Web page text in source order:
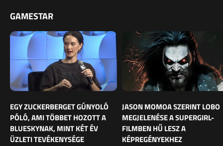
GAMESTAR
EGY ZUCKERBERGET GÚNYOLÓ
PÓLÓ, AMI TÖBBET HOZOTT A
BLUESKYNAK, MINT KÉT ÉV
ÜZLETI TEVÉKENYSÉGE
JASON MOMOA SZERINT LOBO
MEGJELENÉSE A SUPERGIRL-
FILMBEN HŰ LESZ A
KÉPREGÉNYEKHEZ